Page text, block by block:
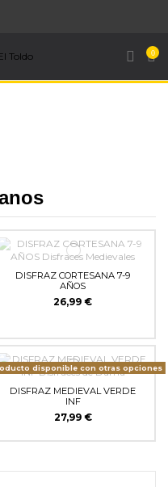
0
DISFRAZ CORTESANA 7-9
AÑOS
26,99 €
disponible con otras opciones
DISFRAZ MEDIEVAL VERDE
INF
27,99 €